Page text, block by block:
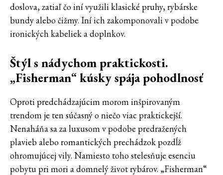
doslova, zatiaľ čo iní využili klasické pruhy, rybárske
bundy alebo čižmy. Iní ich zakomponovali v podobe
ironických kabeliek a doplnkov.
Štýl s nádychom praktickosti.
„Fisherman“ kúsky spája pohodlnosť
Oproti predchádzajúcim morom inšpirovaným
trendom je ten súčasný o niečo viac praktickejší.
Nenaháňa sa za luxusom v podobe predražených
plavieb alebo romantických prechádzok pozdĺž
ohromujúcej vily. Namiesto toho stelesňuje esenciu
pobytu pri mori a domnelý život rybárov. „Fisherman“